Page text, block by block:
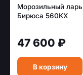
Морозильный ларь
Бирюса 560KX
47 600 ₽
В корзину